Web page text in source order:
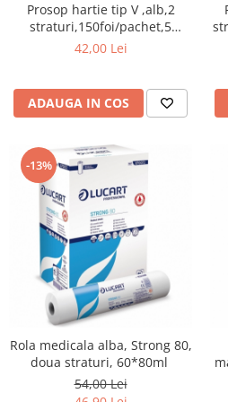
curatarea mainilor
Solutii si spray uri auto
Solutii pentru constructori
Organizatoare si cutii pentru scule
Articole DYI si zugravit
Antidaunatori si insecticide
Camping, Gradina & Zone de
Exterior
Accesorii pentru telefoane
Articole HoReCa
Solutii profesionale pentru
curatenie si intretinere
Solutii si detergenti industriali
Concentralia Profesional
Prosop hartie tip V ,alb,2
straturi,150foi/pachet,5
pachete/set
42,00 Lei
ADAUGA IN COS
-13%
Rola medicala alba, Strong 80,
doua straturi, 60*80ml
54,00 Lei